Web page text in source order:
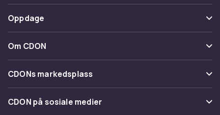
Spor pakke
Angre & returner her
Kontakt oss
Betaling
Levering
Tilbakekallinger
Oppdage
Kategorier
Varemerker
Om CDON
Om oss
Kundeanmeldelser
Jobbe på CDON
CDONs markedsplass
Merchant Help Center
CDON på sosiale medier